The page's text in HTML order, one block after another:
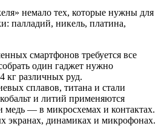
немало тех, которые нужны для
палладий, никель, платина,
смартфонов требуется все
один гаджет нужно
кг различных руд.
сплавов, титана и стали
и литий применяются
медь — в микросхемах и контактах.
экранах, динамиках и микрофонах.